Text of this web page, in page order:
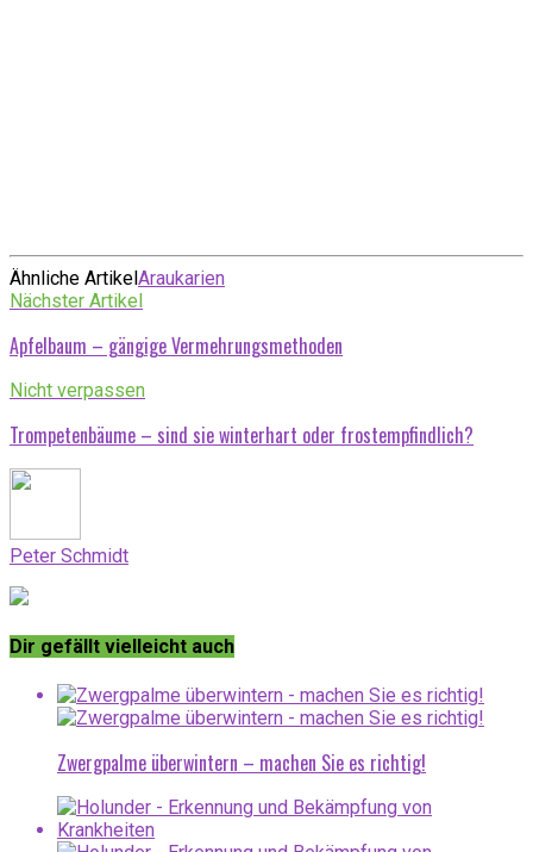
Ähnliche Artikel Araukarien
Nächster Artikel
Apfelbaum – gängige Vermehrungsmethoden
Nicht verpassen
Trompetenbäume – sind sie winterhart oder frostempfindlich?
Peter Schmidt
Dir gefällt vielleicht auch
Zwergpalme überwintern – machen Sie es richtig!